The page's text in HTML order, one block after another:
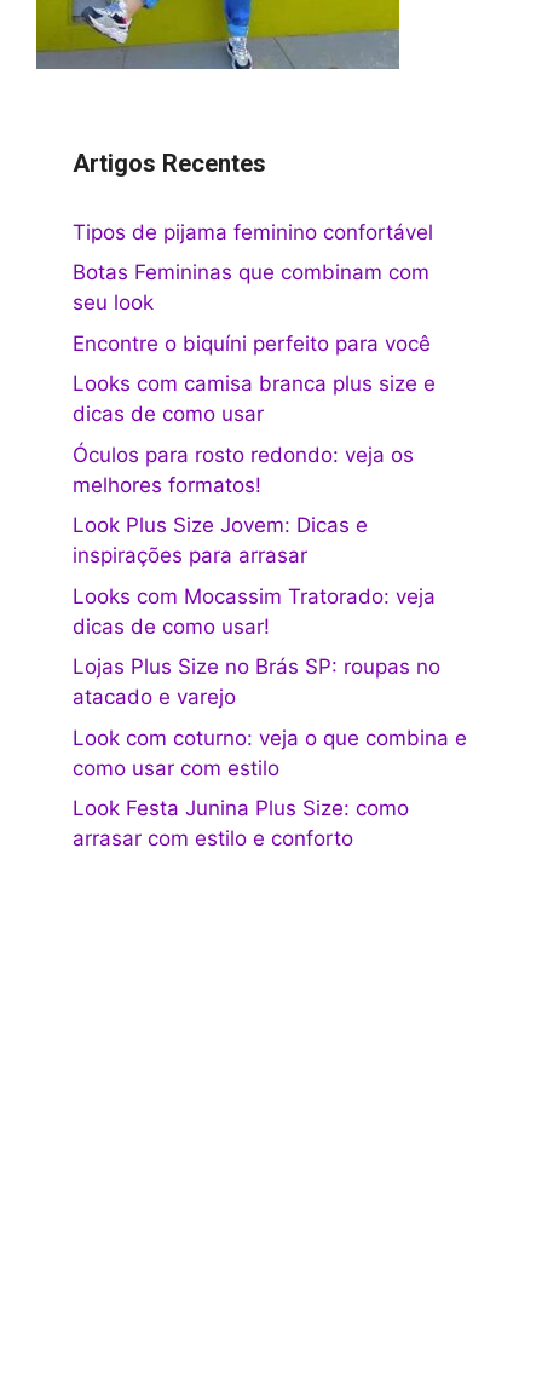
Artigos Recentes
Tipos de pijama feminino confortável
Botas Femininas que combinam com
seu look
Encontre o biquíni perfeito para você
Looks com camisa branca plus size e
dicas de como usar
Óculos para rosto redondo: veja os
melhores formatos!
Look Plus Size Jovem: Dicas e
inspirações para arrasar
Looks com Mocassim Tratorado: veja
dicas de como usar!
Lojas Plus Size no Brás SP: roupas no
atacado e varejo
Look com coturno: veja o que combina e
como usar com estilo
Look Festa Junina Plus Size: como
arrasar com estilo e conforto